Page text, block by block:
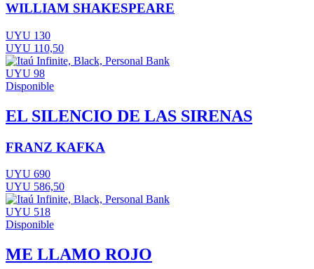
WILLIAM SHAKESPEARE
UYU 130
UYU 110,50
UYU 98
Disponible
EL SILENCIO DE LAS SIRENAS
FRANZ KAFKA
UYU 690
UYU 586,50
UYU 518
Disponible
ME LLAMO ROJO